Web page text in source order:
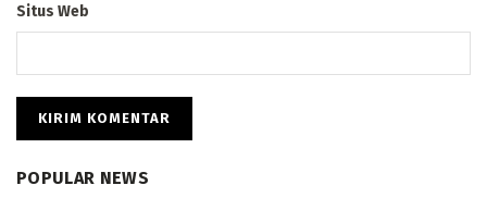
Situs Web
POPULAR NEWS